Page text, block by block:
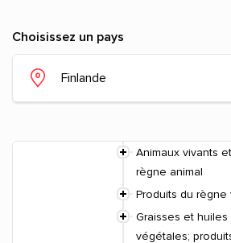
Choisissez un pays
Animaux vivants
règne animal
Produits du règne
Graisses et huiles
végétales;